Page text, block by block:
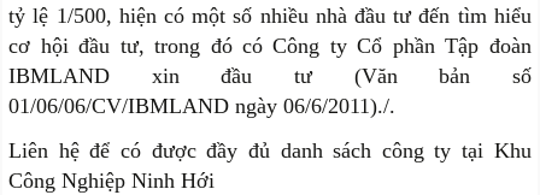
tỷ lệ 1/500, hiện có một số nhiều nhà đầu tư đến tìm hiểu
cơ hội đầu tư, trong đó có Công ty Cổ phần Tập đoàn
IBMLAND xin đầu tư (Văn bản số
01/06/06/CV/IBMLAND ngày 06/6/2011)./.
Liên hệ để có được đầy đủ danh sách công ty tại Khu
Công Nghiệp Ninh Hới